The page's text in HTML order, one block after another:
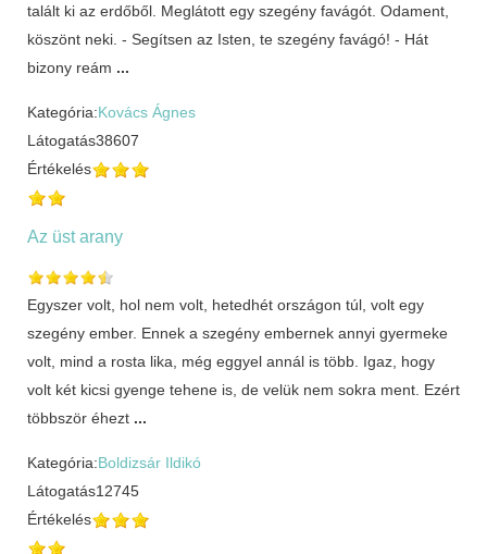
talált ki az erdőből. Meglátott egy szegény favágót. Odament,
köszönt neki. - Segítsen az Isten, te szegény favágó! - Hát
bizony reám ...
Kategória:Kovács Ágnes
Látogatás38607
Értékelés
Az üst arany
Egyszer volt, hol nem volt, hetedhét országon túl, volt egy
szegény ember. Ennek a szegény embernek annyi gyermeke
volt, mind a rosta lika, még eggyel annál is több. Igaz, hogy
volt két kicsi gyenge tehene is, de velük nem sokra ment. Ezért
többször éhezt ...
Kategória:Boldizsár Ildikó
Látogatás12745
Értékelés